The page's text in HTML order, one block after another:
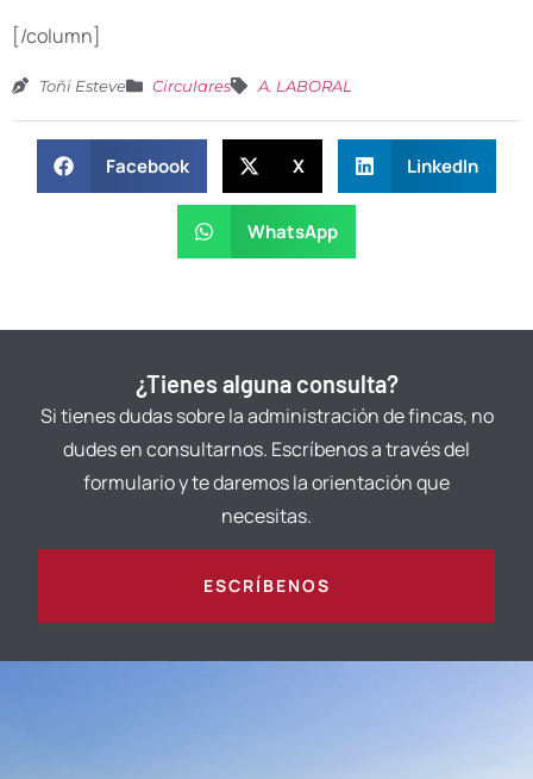
[/column]
Toñi Esteve Circulares A. LABORAL
Facebook X LinkedIn
WhatsApp
¿Tienes alguna consulta?
Si tienes dudas sobre la administración de fincas, no
dudes en consultarnos. Escríbenos a través del
formulario y te daremos la orientación que
necesitas.
ESCRÍBENOS